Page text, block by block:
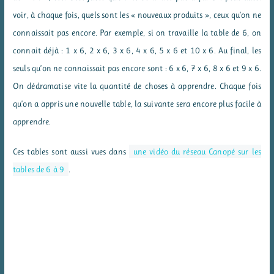
voir, à chaque fois, quels sont les « nouveaux produits », ceux qu’on ne
connaissait pas encore. Par exemple, si on travaille la table de 6, on
connait déjà : 1 x 6, 2 x 6, 3 x 6, 4 x 6, 5 x 6 et 10 x 6. Au final, les
seuls qu’on ne connaissait pas encore sont : 6 x 6, 7 x 6, 8 x 6 et 9 x 6.
On dédramatise vite la quantité de choses à apprendre. Chaque fois
qu’on a appris une nouvelle table, la suivante sera encore plus facile à
apprendre.
Ces tables sont aussi vues dans
une vidéo du réseau Canopé sur les
tables de 6 à 9